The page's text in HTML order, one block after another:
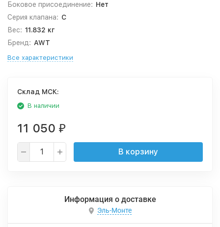
Боковое присоединение: Нет
Серия клапана: C
Вес: 11.832 кг
Бренд: AWT
Все характеристики
Cклад МСК:
В наличии
11 050 ₽
В корзину
Информация о доставке
Эль-Монте